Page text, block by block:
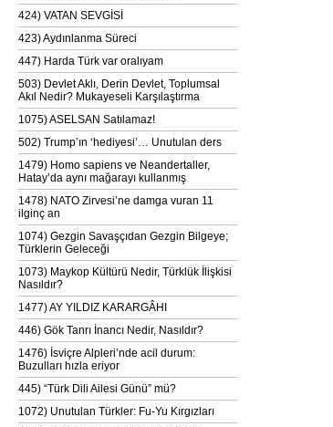
424) VATAN SEVGİSİ
423) Aydınlanma Süreci
447) Harda Türk var oralıyam
503) Devlet Aklı, Derin Devlet, Toplumsal
Akıl Nedir? Mukayeseli Karşılaştırma
1075) ASELSAN Satılamaz!
502) Trump’ın ‘hediyesi’… Unutulan ders
1479) Homo sapiens ve Neandertaller,
Hatay’da aynı mağarayı kullanmış
1478) NATO Zirvesi’ne damga vuran 11
ilginç an
1074) Gezgin Savaşçıdan Gezgin Bilgeye;
Türklerin Geleceği
1073) Maykop Kültürü Nedir, Türklük İlişkisi
Nasıldır?
1477) AY YILDIZ KARARGÂHI
446) Gök Tanrı İnancı Nedir, Nasıldır?
1476) İsviçre Alpleri’nde acil durum:
Buzulları hızla eriyor
445) “Türk Dili Ailesi Günü” mü?
1072) Unutulan Türkler: Fu-Yu Kırgızları